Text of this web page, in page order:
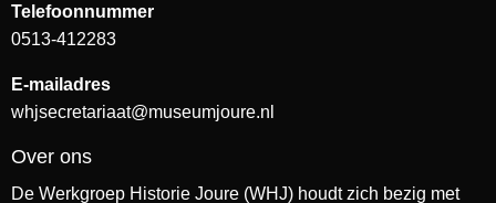
Telefoonnummer
0513-412283
E-mailadres
whjsecretariaat@museumjoure.nl
Over ons
De Werkgroep Historie Joure (WHJ) houdt zich bezig met